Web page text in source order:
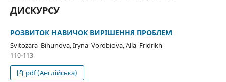
ДИСКУРСУ
РОЗВИТОК НАВИЧОК ВИРІШЕННЯ ПРОБЛЕМ
Svitozara Bihunova, Iryna Vorobiova, Alla Fridrikh
110-113
pdf (Англійська)